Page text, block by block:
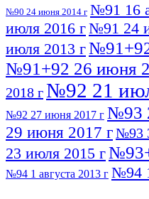
№90 24 июня 2014 г №91 16
июля 2016 г№91 24
июля 2013 г
№91+92 26 июня
2018 г№92 21
№92 27 июня 2017 г №93
29 июня 2017 г№93
23 июля 2015 г
№94 1 августа 2013 г №94